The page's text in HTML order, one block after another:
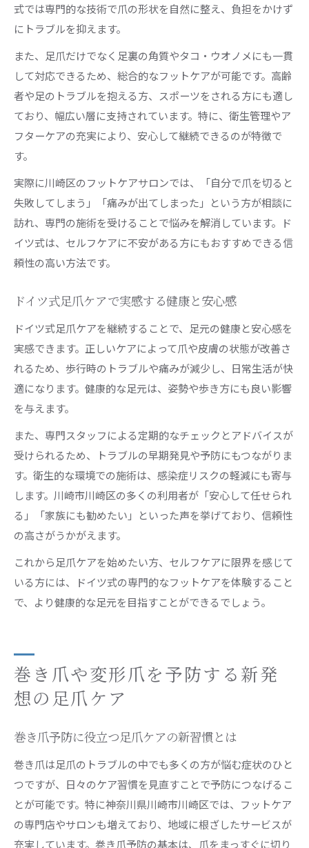
式では専門的な技術で爪の形状を自然に整え、負担をかけず
にトラブルを抑えます。
また、足爪だけでなく足裏の角質やタコ・ウオノメにも一貫
して対応できるため、総合的なフットケアが可能です。高齢
者や足のトラブルを抱える方、スポーツをされる方にも適し
ており、幅広い層に支持されています。特に、衛生管理やア
フターケアの充実により、安心して継続できるのが特徴で
す。
実際に川崎区のフットケアサロンでは、「自分で爪を切ると
失敗してしまう」「痛みが出てしまった」という方が相談に
訪れ、専門の施術を受けることで悩みを解消しています。ド
イツ式は、セルフケアに不安がある方にもおすすめできる信
頼性の高い方法です。
ドイツ式足爪ケアで実感する健康と安心感
ドイツ式足爪ケアを継続することで、足元の健康と安心感を
実感できます。正しいケアによって爪や皮膚の状態が改善さ
れるため、歩行時のトラブルや痛みが減少し、日常生活が快
適になります。健康的な足元は、姿勢や歩き方にも良い影響
を与えます。
また、専門スタッフによる定期的なチェックとアドバイスが
受けられるため、トラブルの早期発見や予防にもつながりま
す。衛生的な環境での施術は、感染症リスクの軽減にも寄与
します。川崎市川崎区の多くの利用者が「安心して任せられ
る」「家族にも勧めたい」といった声を挙げており、信頼性
の高さがうかがえます。
これから足爪ケアを始めたい方、セルフケアに限界を感じて
いる方には、ドイツ式の専門的なフットケアを体験すること
で、より健康的な足元を目指すことができるでしょう。
巻き爪や変形爪を予防する新発
想の足爪ケア
巻き爪予防に役立つ足爪ケアの新習慣とは
巻き爪は足爪のトラブルの中でも多くの方が悩む症状のひと
つですが、日々のケア習慣を見直すことで予防につなげるこ
とが可能です。特に神奈川県川崎市川崎区では、フットケア
の専門店やサロンも増えており、地域に根ざしたサービスが
充実しています。巻き爪予防の基本は、爪をまっすぐに切り